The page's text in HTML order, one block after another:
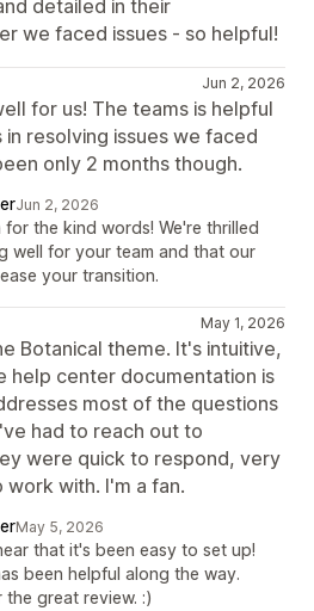
detailed in their
we faced issues - so helpful!
Jun 2, 2026
for us! The teams is helpful
resolving issues we faced
only 2 months though.
Jun 2, 2026
the kind words! We're thrilled
well for your team and that our
your transition.
May 1, 2026
Botanical theme. It's intuitive,
help center documentation is
most of the questions
had to reach out to
were quick to respond, very
with. I'm a fan.
May 5, 2026
that it's been easy to set up!
been helpful along the way.
great review. :)